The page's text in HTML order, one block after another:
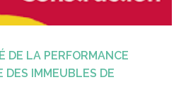
DE LA PERFORMANCE
DES IMMEUBLES DE